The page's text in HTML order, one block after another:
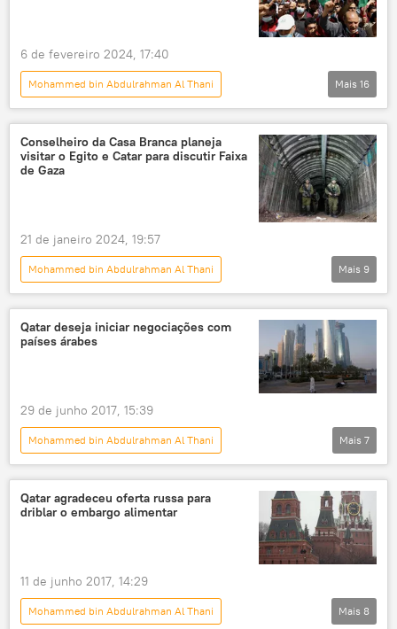
6 de fevereiro 2024, 17:40
Mohammed bin Abdulrahman Al Thani
Panorama internacional
Antony Blinken
Faixa de Gaza
Hamas
Mundo
Catar
The Times of Israel
Arábia Saudita
Rafah
Ministério da Saúde
Mais 16
Conselheiro da Casa Branca planeja
visitar o Egito e Catar para discutir Faixa
de Gaza
21 de janeiro 2024, 19:57
Mohammed bin Abdulrahman Al Thani
Panorama internacional
Mundo
Brett McGurk
Faixa de Gaza
Casa Branca
Mais 9
Qatar deseja iniciar negociações com
países árabes
29 de junho 2017, 15:39
Mohammed bin Abdulrahman Al Thani
Oriente Médio e África
Mundo
Notícias
Ruptura de relações diplomáticas com Qatar
Mais 7
Qatar agradeceu oferta russa para
driblar o embargo alimentar
11 de junho 2017, 14:29
Mohammed bin Abdulrahman Al Thani
Mais 8